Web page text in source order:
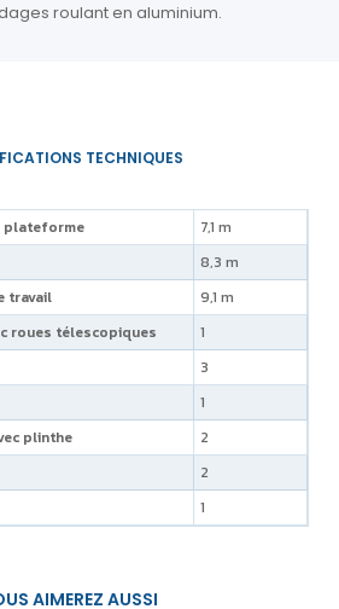
plateforme
7,1 m
8,3 m
travail
9,1 m
roues télescopiques
1
3
1
plinthe
2
2
1
roulant en aluminium.
AIMEREZ AUSSI